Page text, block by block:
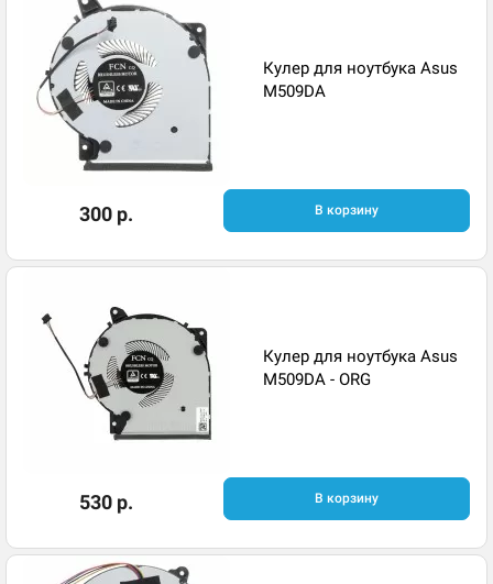
Кулер для ноутбука Asus
M509DA
300 р. В корзину
Кулер для ноутбука Asus
M509DA - ORG
530 р. В корзину